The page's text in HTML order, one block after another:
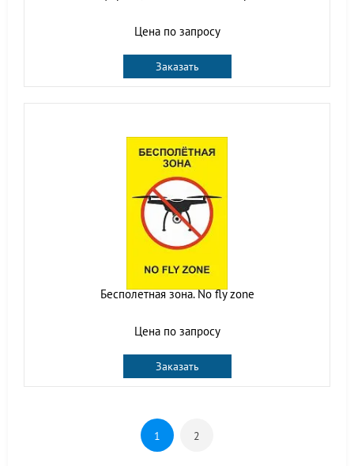
Цена по запросу
Заказать
Бесполетная зона. No fly zone
Цена по запросу
Заказать
1 2